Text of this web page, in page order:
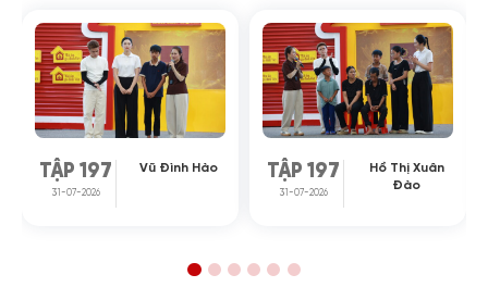
TẬP 197
31-07-2026
Vũ Đình Hào TẬP 197
31-07-2026
Hồ Thị Xuân
Đào